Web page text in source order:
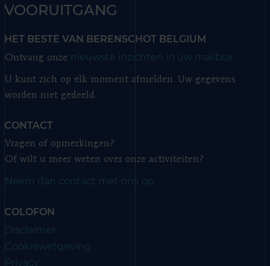
VOORUITGANG
HET BESTE VAN BERENSCHOT BELGIUM
Ontvang onze nieuwste inzichten in uw mailbox.
U kunt zich op elk moment afmelden. Uw gegevens
worden niet gedeeld.
CONTACT
Vragen of opmerkingen?
Of wilt u meer weten over onze activiteiten?
Neem dan contact met ons op.
COLOFON
Disclaimer
Cookiewetgeving
Privacy